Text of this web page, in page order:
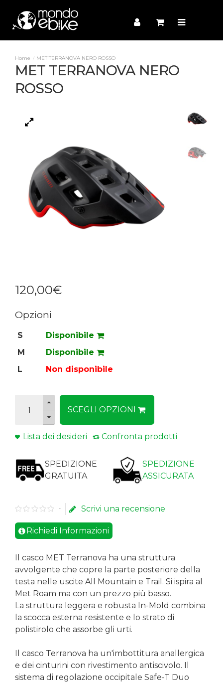
MET TERRANOVA NERO ROSSO
MET TERRANOVA NERO
ROSSO
120,00€
Opzioni
S
Disponibile
M
Disponibile
L
Non disponibile
SCEGLI OPZIONI
Lista dei desideri Confronta prodotti
SPEDIZIONE
GRATUITA
SPEDIZIONE
ASSICURATA
- Scrivi una recensione
Richiedi Informazioni
casco MET Terranova ha una struttura
avvolgente che copre la parte posteriore della
testa nelle uscite All Mountain e Trail . Si ispira al
Met Roam ma con un prezzo più basso.
La struttura leggera e robusta In-Mold combina
la scocca esterna resistente e lo strato di
polistirolo che assorbe gli urti.
Il casco Terranova ha un'imbottitura anallergica
e dei cinturini con rivestimento antiscivolo. Il
sistema di regolazione occipitale Safe-T Duo